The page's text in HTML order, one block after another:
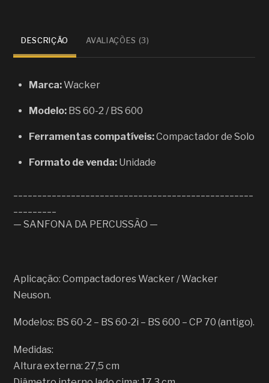
DESCRIÇÃO AVALIAÇÕES (3)
Marca:Wacker
Modelo: BS 60-2 / BS 600
Ferramentas compatíveis:Compactador de Solo
Formato de venda: Unidade
— SANFONA DA PERCUSSÃO —
Aplicação: Compactadores Wacker / Wacker
Neuson.
Modelos: BS 60-2 – BS 60-2i – BS 600 – CP 70 (antigo).
Medidas:
Altura externa: 27,5 cm